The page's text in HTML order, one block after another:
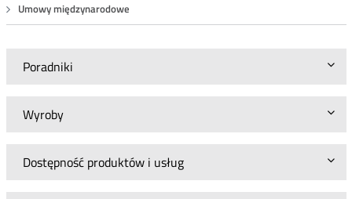
Umowy międzynarodowe
Poradniki
Wyroby
Dostępność produktów i usług